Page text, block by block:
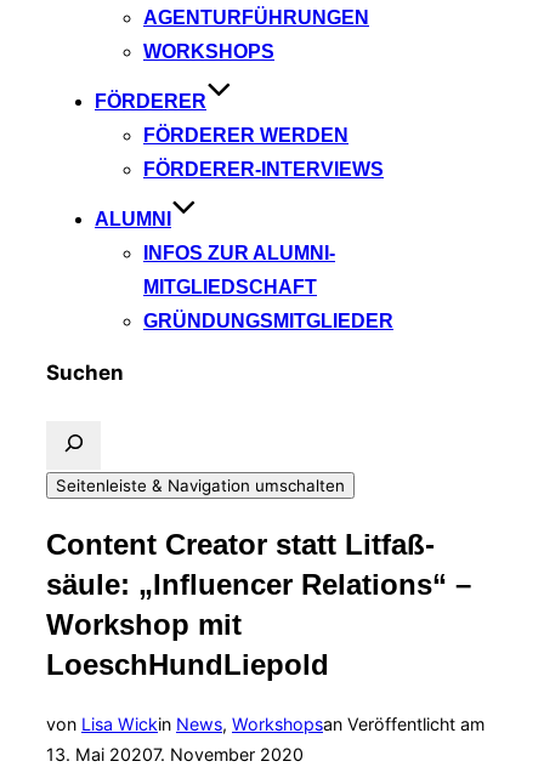
AGENTURFÜHRUNGEN
WORKSHOPS
FÖRDERER
FÖRDERER WERDEN
FÖRDERER-INTERVIEWS
ALUMNI
INFOS ZUR ALUMNI-
MITGLIEDSCHAFT
GRÜNDUNGSMITGLIEDER
Suchen
Seitenleiste & Navigation umschalten
Content Creator statt Litfaß-
säule: „Influencer Relations“ –
Workshop mit
LoeschHundLiepold
von Lisa Wickin News, Workshopsan Veröffentlicht am
13. Mai 20207. November 2020